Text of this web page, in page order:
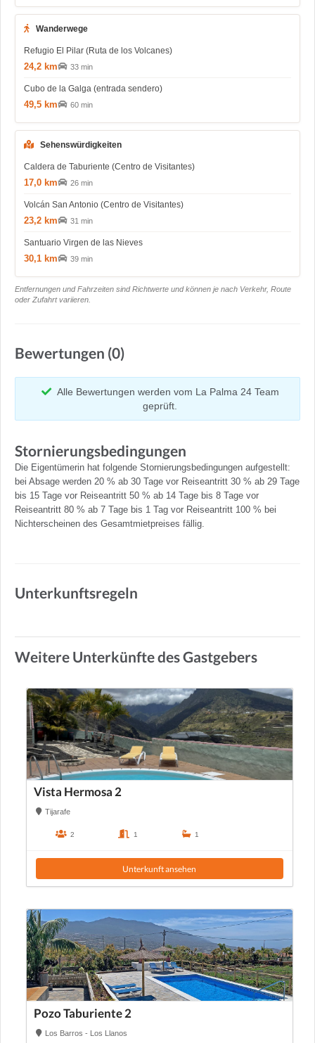
Wanderwege
Refugio El Pilar (Ruta de los Volcanes)
24,2 km 33 min
Cubo de la Galga (entrada sendero)
49,5 km 60 min
Sehenswürdigkeiten
Caldera de Taburiente (Centro de Visitantes)
17,0 km 26 min
Volcán San Antonio (Centro de Visitantes)
23,2 km 31 min
Santuario Virgen de las Nieves
30,1 km 39 min
Entfernungen und Fahrzeiten sind Richtwerte und können je nach Verkehr, Route
oder Zufahrt variieren.
Bewertungen (0)
Alle Bewertungen werden vom La Palma 24 Team
geprüft.
Stornierungsbedingungen
Die Eigentümerin hat folgende Stornierungsbedingungen aufgestellt:
bei Absage werden 20 % ab 30 Tage vor Reiseantritt 30 % ab 29 Tage
bis 15 Tage vor Reiseantritt 50 % ab 14 Tage bis 8 Tage vor
Reiseantritt 80 % ab 7 Tage bis 1 Tag vor Reiseantritt 100 % bei
Nichterscheinen des Gesamtmietpreises fällig.
Unterkunftsregeln
Weitere Unterkünfte des Gastgebers
Vista Hermosa 2
Tijarafe
2 1 1
Unterkunft ansehen
Pozo Taburiente 2
Los Barros - Los Llanos